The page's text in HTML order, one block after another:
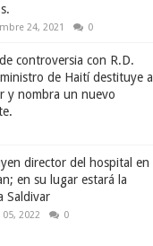
24, 2021 0
controversia con R.D.
de Haití destituye a
y nombra un nuevo
director del hospital en
en su lugar estará la
Saldivar
2022 0